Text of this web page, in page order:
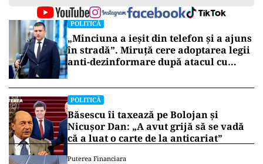
POLITICĂ
„Minciuna a ieșit din telefon și a ajuns
în stradă”. Miruță cere adoptarea legii
anti-dezinformare după atacul cu
POLITICĂ
Băsescu îi taxează pe Bolojan și
Nicușor Dan: „A avut grijă să se vadă
că a luat o carte de la anticariat”
Puterea Financiara